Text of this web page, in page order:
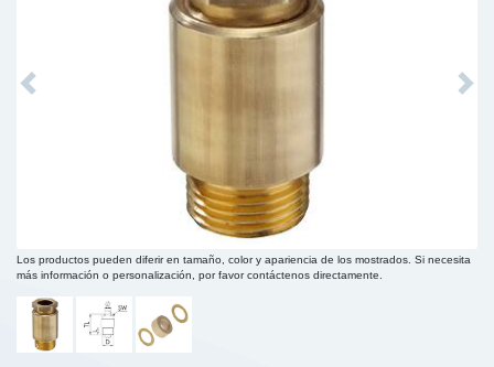
Previous Next
Los productos pueden diferir en tamaño, color y apariencia de los mostrados. Si necesita
más información o personalización, por favor contáctenos directamente.